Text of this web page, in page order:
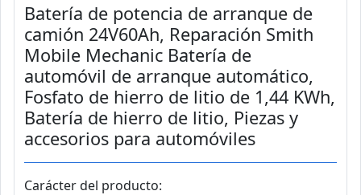
Batería de potencia de arranque de
camión 24V60Ah, Reparación Smith
Mobile Mechanic Batería de
automóvil de arranque automático,
Fosfato de hierro de litio de 1,44 KWh,
Batería de hierro de litio, Piezas y
accesorios para automóviles
Carácter del producto: